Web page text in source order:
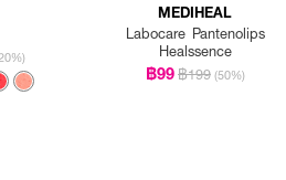
MEDIHEAL
Labocare Pantenolips
Healssence
฿99฿199 (50%)